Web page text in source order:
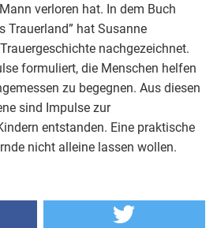
verloren hat. In dem Buch
Trauerland” hat Susanne
nachgezeichnet.
formuliert, die Menschen helfen
zu begegnen. Aus diesen
sind Impulse zur
entstanden. Eine praktische
nicht alleine lassen wollen.